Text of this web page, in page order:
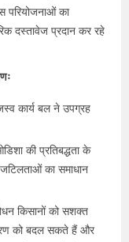
परियोजनाओं का
दस्तावेज प्रदान कर रहे
कार्य बल ने उपग्रह
की प्रतिबद्धता के
का समाधान
किसानों को सशक्त
को बदल सकते हैं और